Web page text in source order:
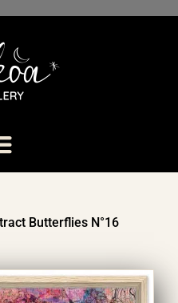
Butterflies N°16